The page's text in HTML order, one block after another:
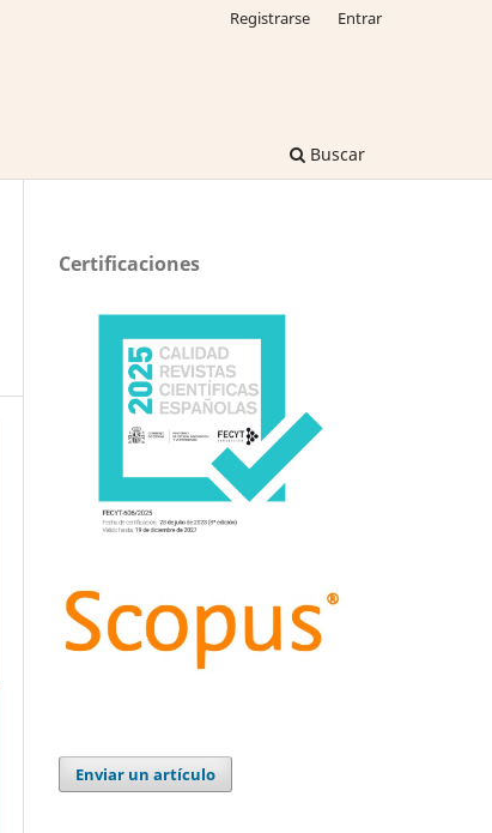
Buscar
Registrarse Entrar
Certificaciones
Enviar un artículo